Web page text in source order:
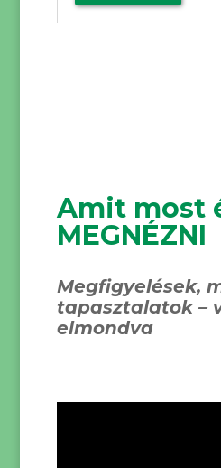
Amit most
MEGNÉZNI
Megfigyelések,
tapasztalatok –
elmondva